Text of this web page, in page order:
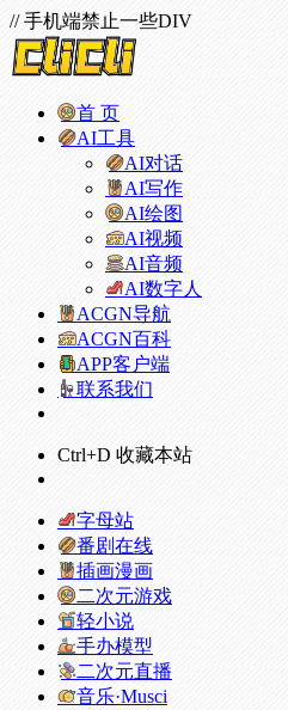
// 手机端禁止一些DIV
首 页
AI工具
AI对话
AI写作
AI绘图
AI视频
AI音频
AI数字人
ACGN导航
ACGN百科
APP客户端
联系我们
Ctrl+D 收藏本站
字母站
番剧在线
插画漫画
二次元游戏
轻小说
手办模型
二次元直播
音乐·Musci